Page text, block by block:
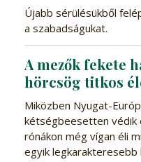
Újabb sérülésükből
a szabadságukat.
A mezők fekete
hörcsög titkos
Miközben Nyugat-
kétségbeesetten védik
rónákon még vígan éli
egyik legkarakteresebb